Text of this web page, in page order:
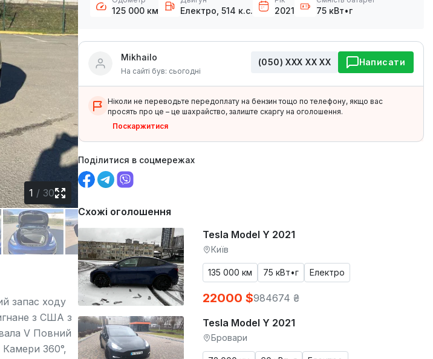
1 / 30
запас ходу
з США з
V Повний
Камери 360°,
125 000 км Електро, 514 к.с. 2021 75 кВт•г
Mikhailo
На сайті був: сьогодні
(050) ХХХ ХХ ХХ Написати
Ніколи не переводьте передоплату на бензин тощо по телефону, якщо вас
просять про це – це шахрайство, залиште скаргу на оголошення.
Поскаржитися
Поділитися в соцмережах
Схожі оголошення
Tesla Model Y 2021
Київ
135 000 км 75 кВт•г Електро
22000 $984674 ₴
Tesla Model Y 2021
Бровари